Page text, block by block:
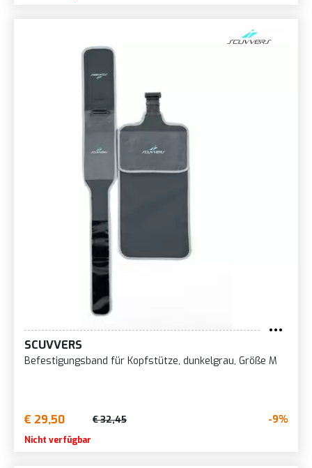
SCUVVERS
Befestigungsband für Kopfstütze, dunkelgrau, Größe M
€ 29,50 € 32,45 -9%
Nicht verfügbar